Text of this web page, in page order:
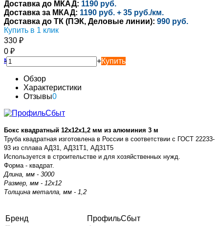
Доставка до МКАД: 1190 руб.
Доставка за МКАД: 1190 руб. + 35 руб./км.
Доставка до ТК (ПЭК, Деловые линии): 990 руб.
Купить в 1 клик
330 ₽
0 ₽
-
+Купить
Обзор
Характеристики
Отзывы0
Бокс квадратный 12х12х1,2 мм из алюминия 3 м
Труба квадратная изготовлена в России в соответствии с ГОСТ 22233-
93 из сплава АД31, АД31Т1, АД31Т5
Используется в строительстве и для хозяйственных нужд.
Форма - квадрат.
Длина, мм - 3000
Размер, мм - 12х12
Толщина металла, мм - 1,2
Бренд
ПрофильСбыт